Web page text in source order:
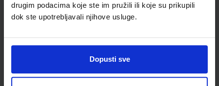
drugim podacima koje ste im pružili ili koje su prikupili
dok ste upotrebljavali njihove usluge.
Dopusti sve
Newsletter prijava